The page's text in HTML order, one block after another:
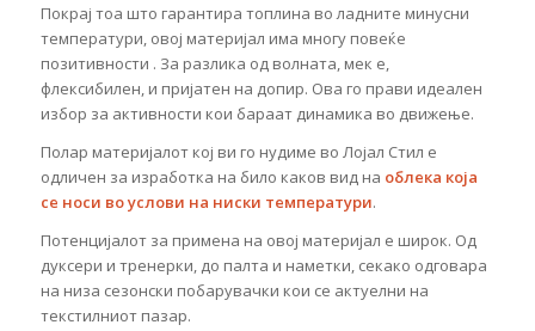
Покрај тоа што гарантира топлина во ладните минусни
температури, овој материјал има многу повеќе
позитивности . За разлика од волната, мек е,
флексибилен, и пријатен на допир. Ова го прави идеален
избор за активности кои бараат динамика во движење.
Полар материјалот кој ви го нудиме во Лојал Стил е
одличен за изработка на било каков вид на облека која
се носи во услови на ниски температури.
Потенцијалот за примена на овој материјал е широк. Од
дуксери и тренерки, до палта и наметки, секако одговара
на низа сезонски побарувачки кои се актуелни на
текстилниот пазар.